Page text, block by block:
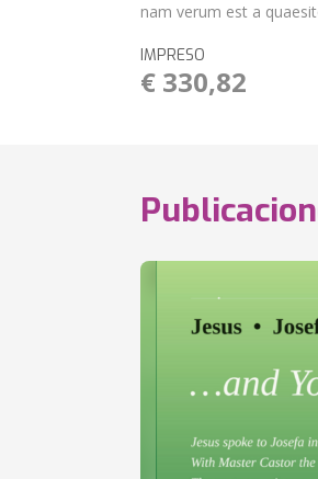
nam verum est a
IMPRESO
€ 330,82